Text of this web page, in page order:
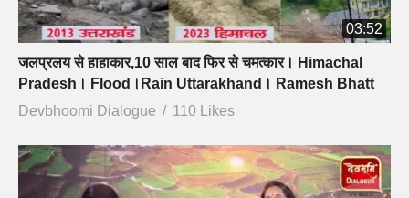
03:52
जलप्रलय से हाहाकार,10 साल बाद फिर से चमत्कार। Himachal
Pradesh। Flood।Rain Uttarakhand। Ramesh Bhatt
Devbhoomi Dialogue
110 Likes